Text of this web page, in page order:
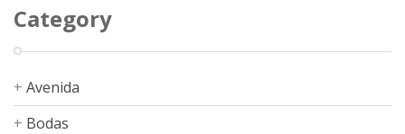
Category
Avenida
Bodas